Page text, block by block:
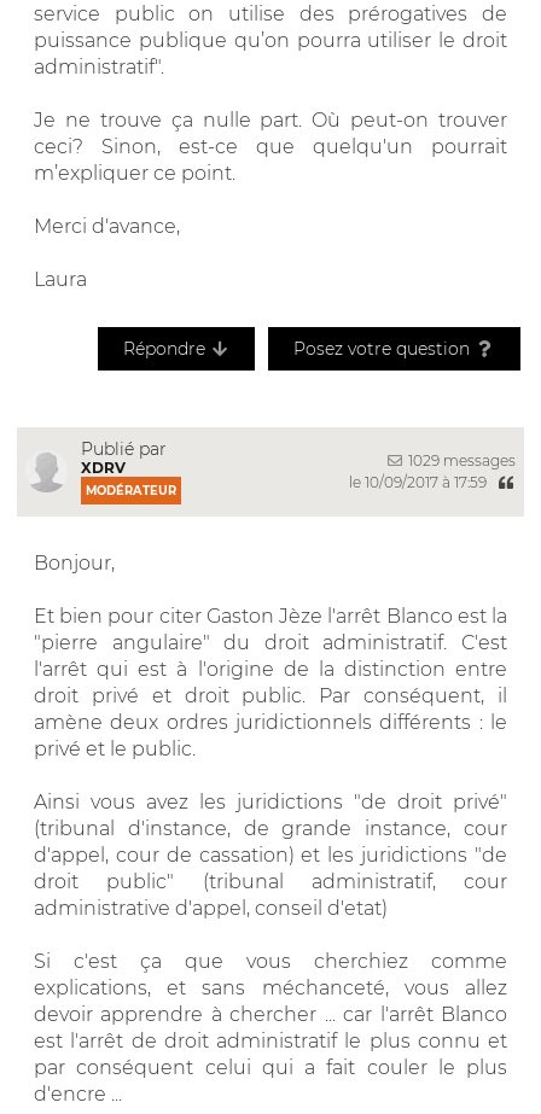
service public on utilise des prérogatives de
puissance publique qu’on pourra utiliser le droit
administratif".
Je ne trouve ça nulle part. Où peut-on trouver
ceci? Sinon, est-ce que quelqu'un pourrait
m’expliquer ce point.
Merci d'avance,
Laura
Répondre Posez votre question
Publié par
XDRV
MODÉRATEUR
1029 messages
le 10/09/2017 à 17:59
Bonjour,
Et bien pour citer Gaston Jèze l'arrêt Blanco est la
"pierre angulaire" du droit administratif. C'est
l'arrêt qui est à l'origine de la distinction entre
droit privé et droit public. Par conséquent, il
amène deux ordres juridictionnels différents : le
privé et le public.
Ainsi vous avez les juridictions "de droit privé"
(tribunal d'instance, de grande instance, cour
d'appel, cour de cassation) et les juridictions "de
droit public" (tribunal administratif, cour
administrative d'appel, conseil d'etat)
Si c'est ça que vous cherchiez comme
explications, et sans méchanceté, vous allez
devoir apprendre à chercher ... car l'arrêt Blanco
est l'arrêt de droit administratif le plus connu et
par conséquent celui qui a fait couler le plus
d'encre ...